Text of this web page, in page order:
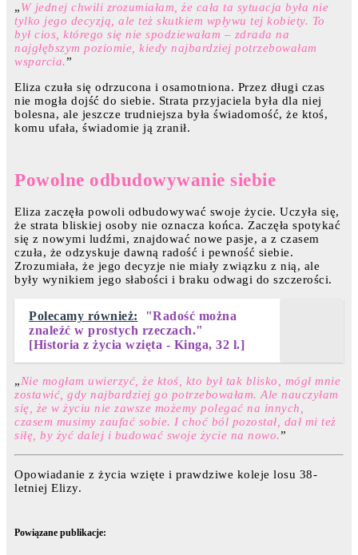
„W jednej chwili zrozumiałam, że cała ta sytuacja była nie
tylko jego decyzją, ale też skutkiem wpływu tej kobiety. To
był cios, którego się nie spodziewałam – zdrada na
najgłębszym poziomie, kiedy najbardziej potrzebowałam
wsparcia.”
Eliza czuła się odrzucona i osamotniona. Przez długi czas
nie mogła dojść do siebie. Strata przyjaciela była dla niej
bolesna, ale jeszcze trudniejsza była świadomość, że ktoś,
komu ufała, świadomie ją zranił.
Powolne odbudowywanie siebie
Eliza zaczęła powoli odbudowywać swoje życie. Uczyła się,
że strata bliskiej osoby nie oznacza końca. Zaczęła spotykać
się z nowymi ludźmi, znajdować nowe pasje, a z czasem
czuła, że odzyskuje dawną radość i pewność siebie.
Zrozumiała, że jego decyzje nie miały związku z nią, ale
były wynikiem jego słabości i braku odwagi do szczerości.
Polecamy również:
"Radość można
znaleźć w prostych rzeczach."
[Historia z życia wzięta - Kinga, 32 l.]
„Nie mogłam uwierzyć, że ktoś, kto był tak blisko, mógł mnie
zostawić, gdy najbardziej go potrzebowałam. Ale nauczyłam
się, że w życiu nie zawsze możemy polegać na innych,
czasem musimy zaufać sobie. I choć ból pozostał, dał mi też
siłę, by żyć dalej i budować swoje życie na nowo.”
Opowiadanie z życia wzięte i prawdziwe koleje losu 38-
letniej Elizy.
Powiązane publikacje: